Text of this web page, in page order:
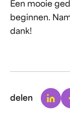
Een mooie
beginnen.
dank!
delen